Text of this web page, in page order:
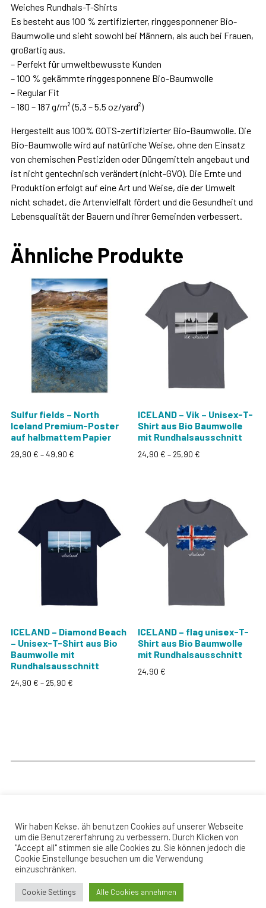
Weiches Rundhals-T-Shirts
Es besteht aus 100 % zertifizierter, ringgesponnener Bio-
Baumwolle und sieht sowohl bei Männern, als auch bei Frauen,
großartig aus.
– Perfekt für umweltbewusste Kunden
– 100 % gekämmte ringgesponnene Bio-Baumwolle
– Regular Fit
– 180 – 187 g/m² (5,3 – 5,5 oz/yard²)
Hergestellt aus 100% GOTS-zertifizierter Bio-Baumwolle. Die
Bio-Baumwolle wird auf natürliche Weise, ohne den Einsatz
von chemischen Pestiziden oder Düngemitteln angebaut und
ist nicht gentechnisch verändert (nicht-GVO). Die Ernte und
Produktion erfolgt auf eine Art und Weise, die der Umwelt
nicht schadet, die Artenvielfalt fördert und die Gesundheit und
Lebensqualität der Bauern und ihrer Gemeinden verbessert.
Ähnliche Produkte
Sulfur fields – North
Iceland Premium-Poster
auf halbmattem Papier
29,90 € –49,90 €Preisspanne:
mehrere
Varianten
Produktseite
gewählt
werden
ICELAND – Vik – Unisex-T-
Shirt aus Bio Baumwolle
mit Rundhalsausschnitt
24,90 € – 25,90 €
mehrere
Varianten
Produktseite
gewählt
werden
ICELAND – Diamond Beach
– Unisex-T-Shirt aus Bio
Baumwolle mit
Rundhalsausschnitt
24,90 € – 25,90 €Preisspanne:
auf
der
Produktseite
gewählt
werden
ICELAND – flag unisex-T-
Shirt aus Bio Baumwolle
mit Rundhalsausschnitt
24,90 €
auf.
der
Produktseite
gewählt
© Copyright 2026 Blende 1.4
Top
Wir haben Kekse, äh benutzen Cookies auf unserer Webseite
um die Benutzererfahrung zu verbessern. Durch Klicken von
"Accept all" stimmen sie alle Cookies zu. Sie können jedoch die
Cookie Einstellunge besuchen um die Verwendung
einzuschränken.
Cookie Settings Alle Cookies annehmen